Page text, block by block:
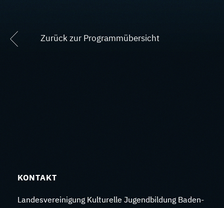
Zurück zur Programmübersicht
KONTAKT
Landesvereinigung Kulturelle Jugendbildung Baden-